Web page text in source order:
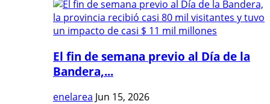
El fin de semana previo al Día de la
Bandera,...
enelarea Jun 15, 2026